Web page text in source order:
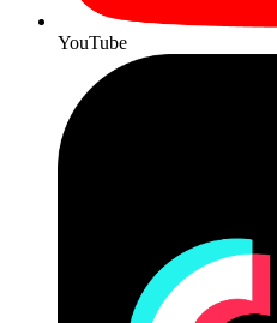
YouTube